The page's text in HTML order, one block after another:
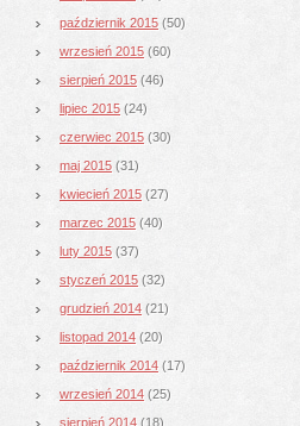
październik 2015 (50)
wrzesień 2015 (60)
sierpień 2015 (46)
lipiec 2015 (24)
czerwiec 2015 (30)
maj 2015 (31)
kwiecień 2015 (27)
marzec 2015 (40)
luty 2015 (37)
styczeń 2015 (32)
grudzień 2014 (21)
listopad 2014 (20)
październik 2014 (17)
wrzesień 2014 (25)
sierpień 2014 (18)